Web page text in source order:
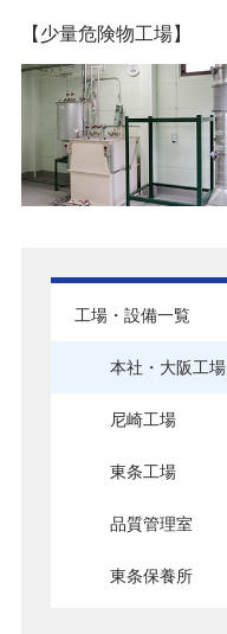
【少量危険物工場】
工場・設備一覧
本社・大阪工場
尼崎工場
東条工場
品質管理室
東条保養所